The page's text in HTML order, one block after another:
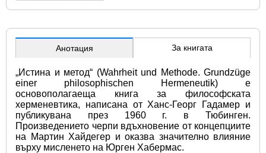
Анотация За книгата
„Истина и метод“ (Wahrheit und Methode. Grundzüge
einer philosophischen Hermeneutik) е
основополагаеща книга за философската
херменевтика, написана от Ханс-Георг Гадамер и
публикувана през 1960 г. в Тюбинген.
Произведението черпи вдъхновение от концепциите
на Мартин Хайдегер и оказва значително влияние
върху мисленето на Юрген Хабермас.